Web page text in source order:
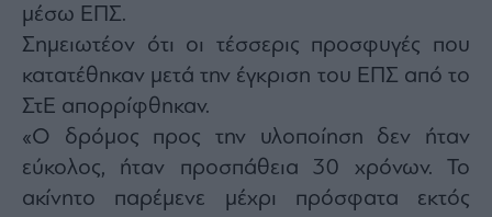
μέσω ΕΠΣ.
Σημειωτέον ότι οι τέσσερις προσφυγές που
κατατέθηκαν μετά την έγκριση του ΕΠΣ από το
ΣτΕ απορρίφθηκαν.
«Ο δρόμος προς την υλοποίηση δεν ήταν
εύκολος, ήταν προσπάθεια 30 χρόνων. Το
ακίνητο παρέμενε μέχρι πρόσφατα εκτός